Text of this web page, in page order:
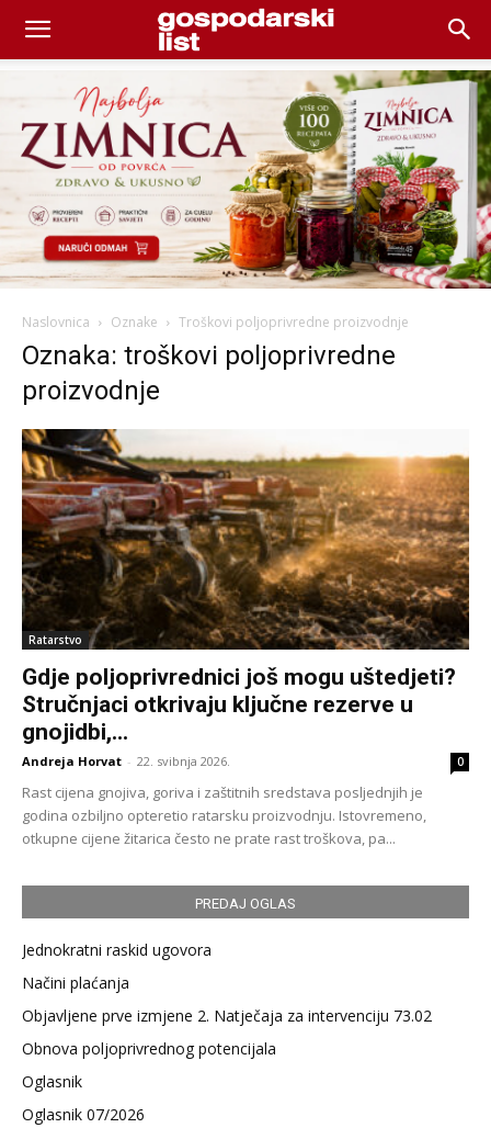
Naslovnica Oznake Troškovi poljoprivredne proizvodnje
Oznaka: troškovi poljoprivredne
proizvodnje
Ratarstvo
Gdje poljoprivrednici još mogu uštedjeti?
Stručnjaci otkrivaju ključne rezerve u
gnojidbi,...
Andreja Horvat - 22. svibnja 2026. 0
Rast cijena gnojiva, goriva i zaštitnih sredstava posljednjih je
godina ozbiljno opteretio ratarsku proizvodnju. Istovremeno,
otkupne cijene žitarica često ne prate rast troškova, pa...
PREDAJ OGLAS
Jednokratni raskid ugovora
Načini plaćanja
Objavljene prve izmjene 2. Natječaja za intervenciju 73.02
Obnova poljoprivrednog potencijala
Oglasnik
Oglasnik 07/2026